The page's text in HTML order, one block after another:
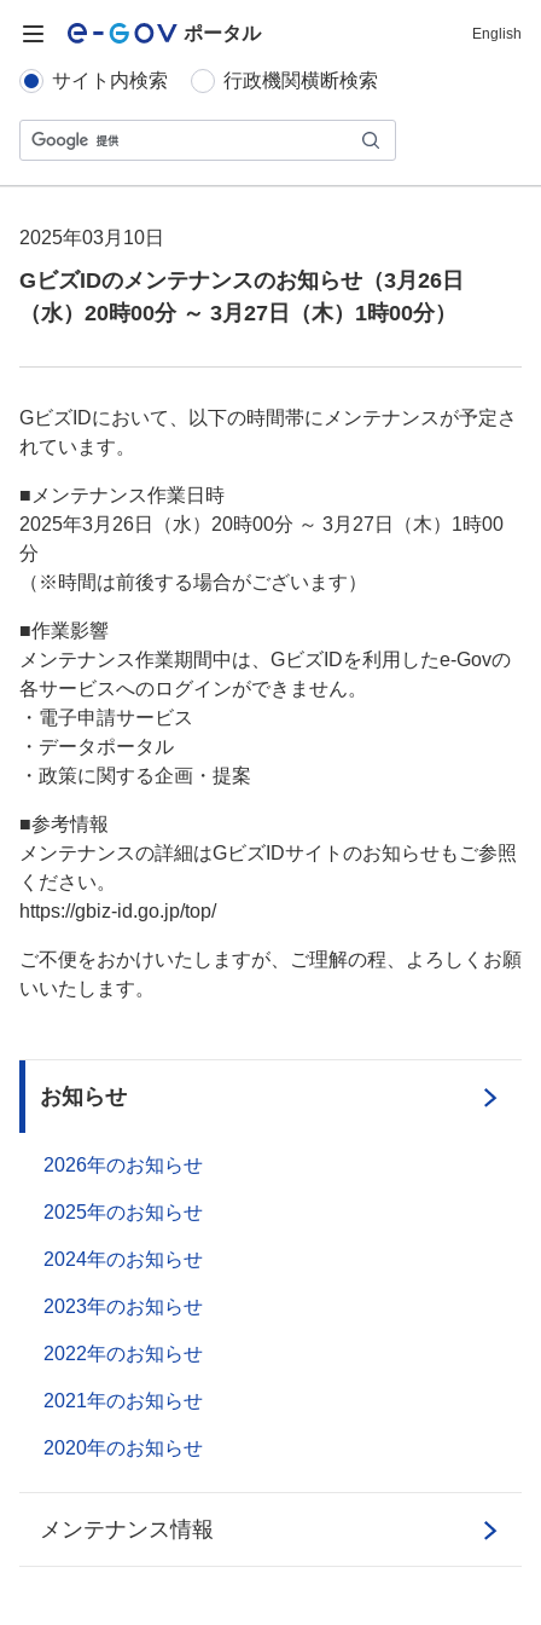
ポータル English
サイト内検索 行政機関横断検索
2025年03月10日
GビズIDのメンテナンスのお知らせ（3月26日
（水）20時00分 ～ 3月27日（木）1時00分）
GビズIDにおいて、以下の時間帯にメンテナンスが予定さ
れています。
■メンテナンス作業日時
2025年3月26日（水）20時00分 ～ 3月27日（木）1時00
分
（※時間は前後する場合がございます）
■作業影響
メンテナンス作業期間中は、GビズIDを利用したe-Govの
各サービスへのログインができません。
・電子申請サービス
・データポータル
・政策に関する企画・提案
■参考情報
メンテナンスの詳細はGビズIDサイトのお知らせもご参照
ください。
https://gbiz-id.go.jp/top/
ご不便をおかけいたしますが、ご理解の程、よろしくお願
いいたします。
お知らせ
2026年のお知らせ
2025年のお知らせ
2024年のお知らせ
2023年のお知らせ
2022年のお知らせ
2021年のお知らせ
2020年のお知らせ
メンテナンス情報